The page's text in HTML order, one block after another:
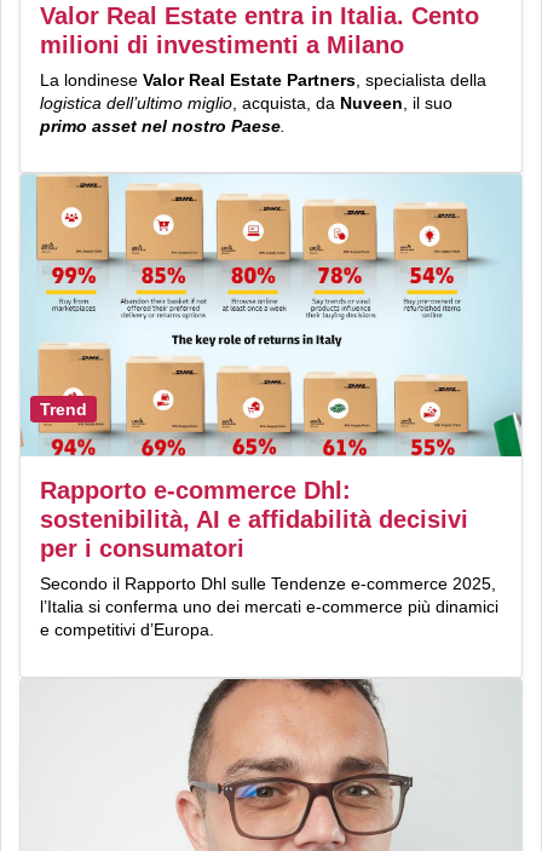
Valor Real Estate entra in Italia. Cento
milioni di investimenti a Milano
La londinese Valor Real Estate Partners , specialista della
logistica dell’ultimo miglio , acquista, da Nuveen , il suo
primo asset nel nostro Paese
Trend
Rapporto e-commerce Dhl:
sostenibilità, AI e affidabilità decisivi
per i consumatori
Secondo il Rapporto Dhl sulle Tendenze e-commerce 2025,
l’Italia si conferma uno dei mercati e-commerce più dinamici
e competitivi d’Europa.